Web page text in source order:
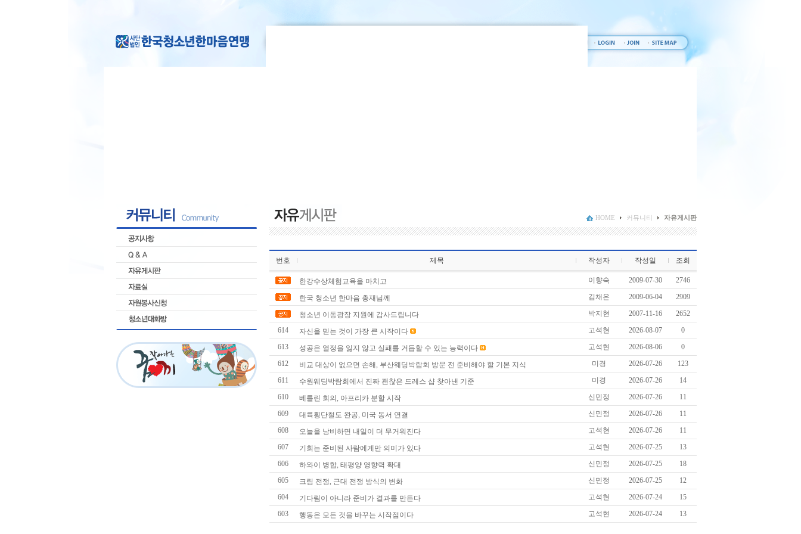
HOME 커뮤니티 자유게시판
번호 제목 작성자 작성일 조회
한강수상체험교육을 마치고 이향숙 2009-07-30 2746
한국 청소년 한마음 총재님께 김채은 2009-06-04 2909
청소년 이동광장 지원에 감사드립니다 박지현 2007-11-16
2652
614
자신을 믿는 것이 가장 큰 시작이다 고석현 2026-08-07
0
613
성공은 열정을 잃지 않고 실패를 거듭할 수 있는 능력이다 고석현 2026-08-06
0
612
비교 대상이 없으면 손해, 부산웨딩박람회 방문 전 준비해야 할 기본 지식 미경 2026-07-26
123
611
수원웨딩박람회에서 진짜 괜찮은 드레스 샵 찾아낸 기준 미경 2026-07-26
14
610
베를린 회의, 아프리카 분할 시작 신민정 2026-07-26
11
609
대륙횡단철도 완공, 미국 동서 연결 신민정 2026-07-26
11
608
오늘을 낭비하면 내일이 더 무거워진다 고석현 2026-07-26
11
607
기회는 준비된 사람에게만 의미가 있다 고석현 2026-07-25
13
606
하와이 병합, 태평양 영향력 확대 신민정 2026-07-25
18
605
크림 전쟁, 근대 전쟁 방식의 변화 신민정 2026-07-25
12
604
기다림이 아니라 준비가 결과를 만든다 고석현 2026-07-24
15
603
행동은 모든 것을 바꾸는 시작점이다 고석현 2026-07-24 13